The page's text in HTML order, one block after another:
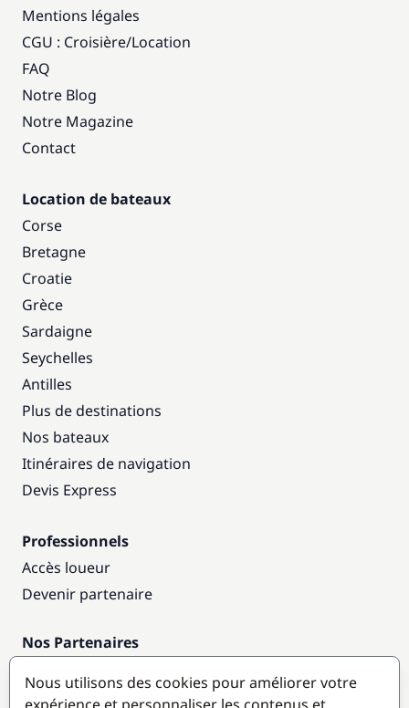
Mentions légales
CGU : Croisière/Location
FAQ
Notre Blog
Notre Magazine
Contact
Location de bateaux
Corse
Bretagne
Croatie
Grèce
Sardaigne
Seychelles
Antilles
Plus de destinations
Nos bateaux
Itinéraires de navigation
Devis Express
Professionnels
Accès loueur
Devenir partenaire
Nos Partenaires
Nous utilisons des cookies pour améliorer votre